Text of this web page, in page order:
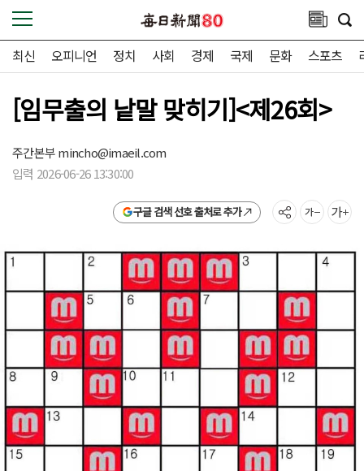
최신 오피니언 정치 사회 경제 국제 문화 스포츠
[임무출의 낱말 맞히기]<제26회>
주간본부mincho@imaeil.com
입력 2026-06-26 13:30:00
구글 검색 선호 출처로 추가